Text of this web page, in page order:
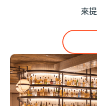
來